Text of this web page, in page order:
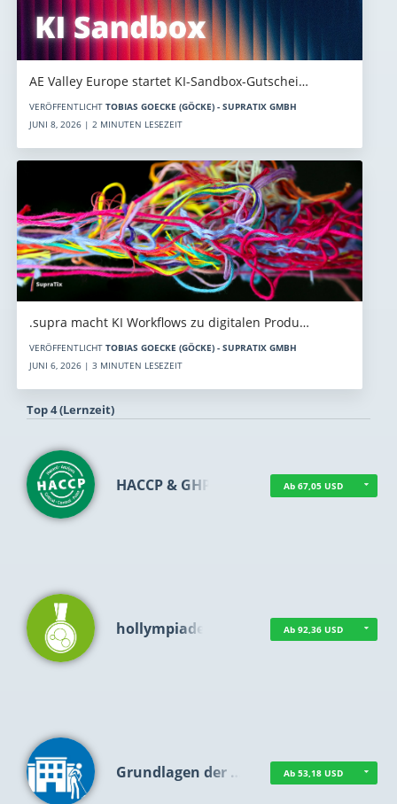
AE Valley Europe startet KI-Sandbox-Gutschei…
VERÖFFENTLICHT TOBIAS GOECKE (GÖCKE) - SUPRATIX GMBH
JUNI 8, 2026 | 2 MINUTEN LESEZEIT
.supra macht KI Workflows zu digitalen Produ…
VERÖFFENTLICHT TOBIAS GOECKE (GÖCKE) - SUPRATIX GMBH
JUNI 6, 2026 | 3 MINUTEN LESEZEIT
Top 4 (Lernzeit)
HACCP & GHP Ab 67,05 USD
hollympiade Ab 92,36 USD
Grundlagen der … Ab 53,18 USD